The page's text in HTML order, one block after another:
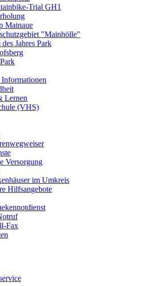
Trial GH1
Mainaue
"Mainhölle"
Jahres Park
Lernen
(VHS)
Versorgung
im Umkreis
Hilfsangebote
Fax